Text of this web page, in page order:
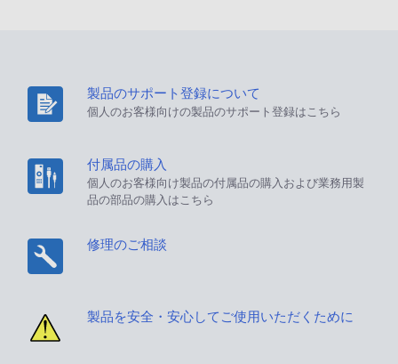
製品のサポート登録について
個人のお客様向けの製品のサポート登録はこちら
付属品の購入
個人のお客様向け製品の付属品の購入および業務用製
品の部品の購入はこちら
修理のご相談
製品を安全・安心してご使用いただくために